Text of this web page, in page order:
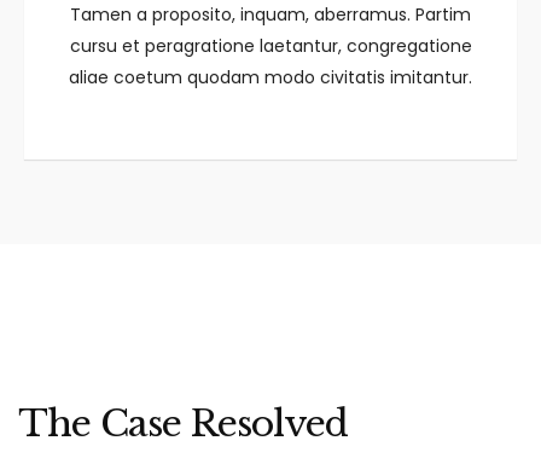
Tamen a proposito, inquam, aberramus. Partim
cursu et peragratione laetantur, congregatione
aliae coetum quodam modo civitatis imitantur.
The Case Resolved